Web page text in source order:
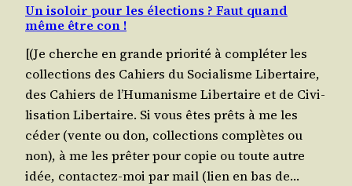
Un isoloir pour les élections ? Faut quand
même être con !
[(Je cherche en grande prio­ri­té à com­plé­ter les
col­lec­tions des Cahiers du Socia­lisme Liber­taire,
des Cahiers de l’Humanisme Liber­taire et de Civi­
li­sa­tion Liber­taire. Si vous êtes prêts à me les
céder (vente ou don, col­lec­tions com­plètes ou
non), à me les prê­ter pour copie ou toute autre
idée, contac­tez-moi par mail (lien en bas de…